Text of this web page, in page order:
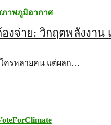
ภาพภูมิอากาศ
จ่าย: วิกฤตพลังงาน
ครหลายคน แต่ผลก…